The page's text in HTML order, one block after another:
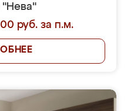
"Нева"
руб. за п.м.